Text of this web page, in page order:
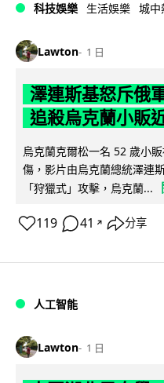
科技娛樂 生活娛樂 城中
Lawton 1 日
澤連斯基怒斥俄
追殺烏克蘭小販
烏克蘭克爾松一名 52 歲小
傷，影片由烏克蘭總統澤連
「狩獵式」攻擊，烏克蘭...
119 41 ↗ 分享
人工智能
Lawton 1 日